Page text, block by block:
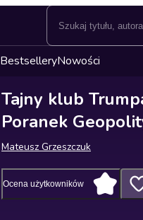
BestselleryNowości
Tajny klub
Poranek
Mateusz Grzeszczuk
Ocena użytkowników